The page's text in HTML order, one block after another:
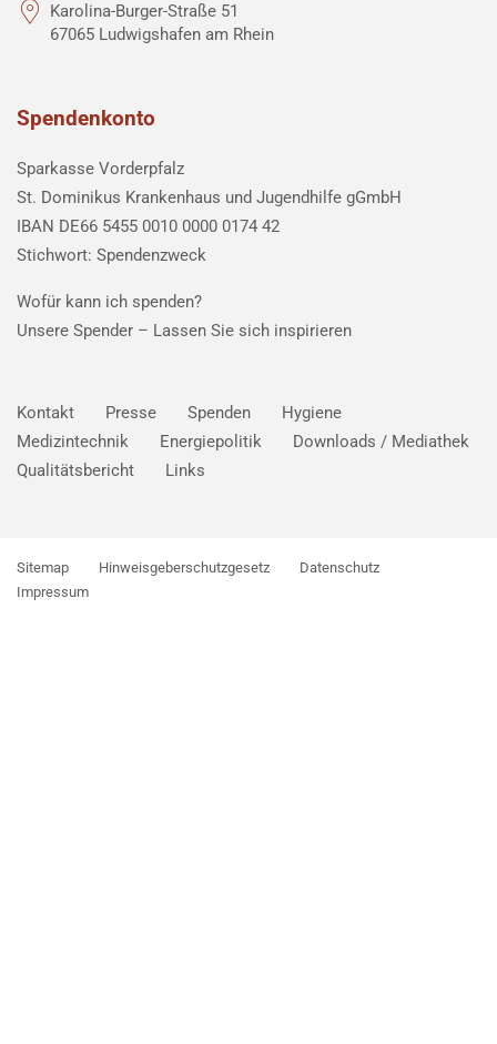
Karolina-Burger-Straße 51
67065 Ludwigshafen am Rhein
Spendenkonto
Sparkasse Vorderpfalz
St. Dominikus Krankenhaus und Jugendhilfe gGmbH
IBAN DE66 5455 0010 0000 0174 42
Stichwort: Spendenzweck
Wofür kann ich spenden?
Unsere Spender – Lassen Sie sich inspirieren
Kontakt Presse Spenden
Hygiene
Medizintechnik
Energiepolitik
Downloads / Mediathek
Qualitätsbericht
Links
Sitemap Hinweisgeberschutzgesetz
Datenschutz
Impressum